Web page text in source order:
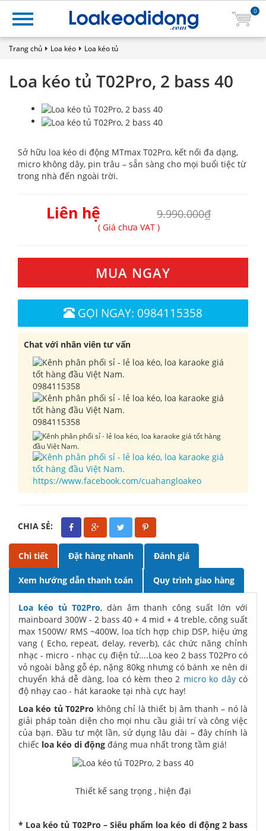
0
Trang chủ Loa kéo Loa kéo tủ
Loa kéo tủ T02Pro, 2 bass 40
Sở hữu loa kéo di động MTmax T02Pro, kết nối đa dạng,
micro không dây, pin trâu – sẵn sàng cho mọi buổi tiệc từ
trong nhà đến ngoài trời.
Liên hệ 9.990.000₫
( Giá chưa VAT )
MUA NGAY
GỌI NGAY: 0984115358
Chat với nhân viên tư vấn
0984115358
0984115358
https://www.facebook.com/cuahangloakeo
CHIA SẺ:
Chi tiết Đặt hàng nhanh Đánh giá
Xem hướng dẫn thanh toán Quy trình giao hàng
Loa kéo tủ T02Pro, dàn âm thanh công suất lớn với
mainboard 300W - 2 bass 40 + 4 mid + 4 treble, công suất
max 1500W/ RMS ~400W, loa tích hợp chip DSP, hiệu ứng
vang ( Echo, repeat, delay, reverb), các chức năng chỉnh
nhạc - micro - nhạc cụ điện tử....Loa keo 2 bass T02Pro có
vỏ ngoài bằng gỗ ép, nặng 80kg nhưng có bánh xe nên di
chuyển khá dễ dàng, loa có kèm theo 2 micro ko dâycó
độ nhạy cao - hát karaoke tại nhà cực hay!
Loa kéo tủ T02Pro không chỉ là thiết bị âm thanh – nó là
giải pháp toàn diện cho mọi nhu cầu giải trí và công việc
của bạn. Đầu tư một lần, sử dụng lâu dài – đây chính là
chiếc loa kéo di động đáng mua nhất trong tầm giá!
Thiết kế sang trọng , hiện đại
* Loa kéo tủ T02Pro – Siêu phẩm loa kéo di động 2 bass